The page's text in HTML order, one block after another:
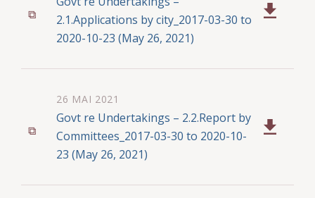
2.1.Applications by city_2017-03-30 to
2020-10-23 (May 26, 2021)
26 MAI 2021
Govt re Undertakings – 2.2.Report by
Committees_2017-03-30 to 2020-10-
23 (May 26, 2021)